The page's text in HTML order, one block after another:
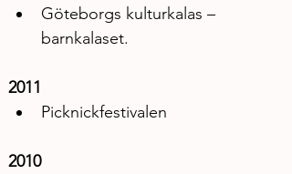
Göteborgs kulturkalas –
barnkalaset.
2011
Picknickfestivalen
2010